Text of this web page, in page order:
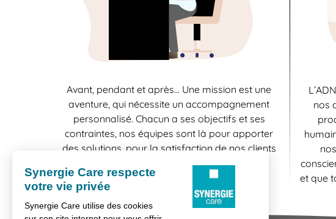
Avant, pendant et après… Une mission est une
aventure, qui nécessite un accompagnement
personnalisé. Chacun a ses objectifs et ses
contraintes, nos équipes sont là pour apporter
des solutions, pour la satisfaction de nos clients
comme celle de nos candidats.
nos
et que